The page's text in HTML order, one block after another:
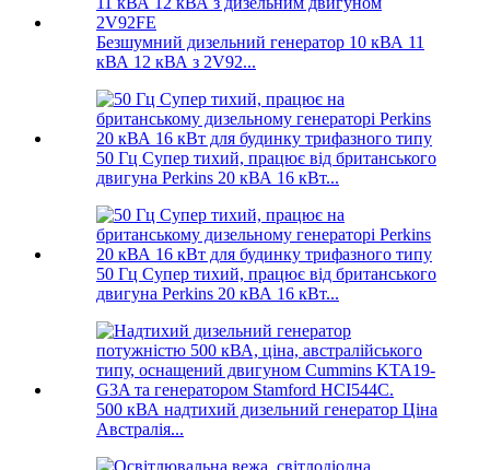
Безшумний дизельний генератор 10 кВА 11
кВА 12 кВА з 2V92...
50 Гц Супер тихий, працює від британського
двигуна Perkins 20 кВА 16 кВт...
50 Гц Супер тихий, працює від британського
двигуна Perkins 20 кВА 16 кВт...
500 кВА надтихий дизельний генератор Ціна
Австралія...